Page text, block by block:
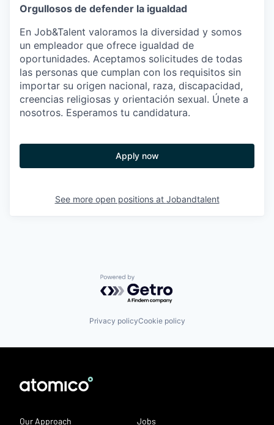
Orgullosos de defender la igualdad
En Job&Talent valoramos la diversidad y somos
un empleador que ofrece igualdad de
oportunidades. Aceptamos solicitudes de todas
las personas que cumplan con los requisitos sin
importar su origen nacional, raza, discapacidad,
creencias religiosas y orientación sexual. Únete a
nosotros. Esperamos tu candidatura.
Apply now
See more open positions at Jobandtalent
Powered by Getro.com
Privacy policyCookie policy
Our Approach Jobs